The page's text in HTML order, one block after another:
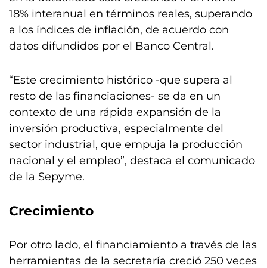
18% interanual en términos reales, superando
a los índices de inflación, de acuerdo con
datos difundidos por el Banco Central.
“Este crecimiento histórico -que supera al
resto de las financiaciones- se da en un
contexto de una rápida expansión de la
inversión productiva, especialmente del
sector industrial, que empuja la producción
nacional y el empleo”, destaca el comunicado
de la Sepyme.
Crecimiento
Por otro lado, el financiamiento a través de las
herramientas de la secretaría creció 250 veces